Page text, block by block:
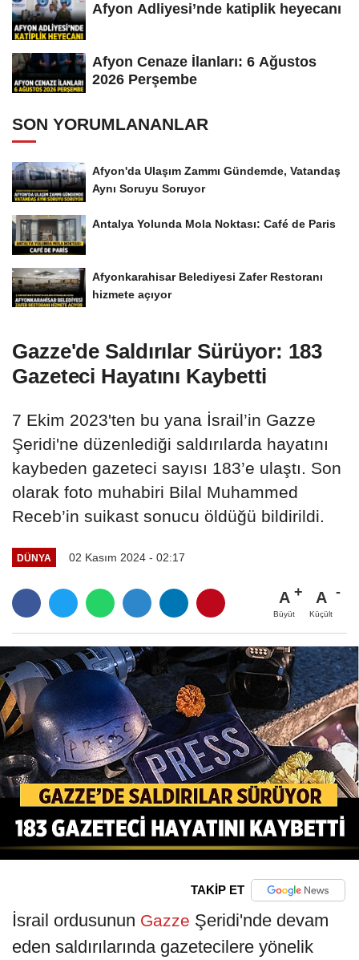
Afyon Adliyesi’nde katiplik heyecanı
Afyon Cenaze İlanları: 6 Ağustos
2026 Perşembe
SON YORUMLANANLAR
Afyon'da Ulaşım Zammı Gündemde, Vatandaş
Aynı Soruyu Soruyor
Antalya Yolunda Mola Noktası: Café de Paris
Afyonkarahisar Belediyesi Zafer Restoranı
hizmete açıyor
Gazze'de Saldırılar Sürüyor: 183
Gazeteci Hayatını Kaybetti
7 Ekim 2023'ten bu yana İsrail’in Gazze
Şeridi'ne düzenlediği saldırılarda hayatını
kaybeden gazeteci sayısı 183’e ulaştı. Son
olarak foto muhabiri Bilal Muhammed
Receb’in suikast sonucu öldüğü bildirildi.
DÜNYA 02 Kasım 2024 - 02:17
A
Büyüt
A
Küçült
TAKİP ET
İsrail ordusunun Gazze Şeridi'nde devam
eden saldırılarında gazetecilere yönelik